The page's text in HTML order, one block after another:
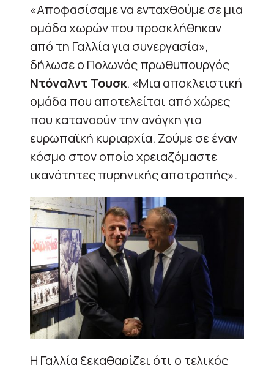
«Αποφασίσαμε να ενταχθούμε σε μια
ομάδα χωρών που προσκλήθηκαν
από τη Γαλλία για συνεργασία»,
δήλωσε ο Πολωνός πρωθυπουργός
Ντόναλντ Τουσκ. «Μια αποκλειστική
ομάδα που αποτελείται από χώρες
που κατανοούν την ανάγκη για
ευρωπαϊκή κυριαρχία. Ζούμε σε έναν
κόσμο στον οποίο χρειαζόμαστε
ικανότητες πυρηνικής αποτροπής».
Η Γαλλία ξεκαθαρίζει ότι ο τελικός